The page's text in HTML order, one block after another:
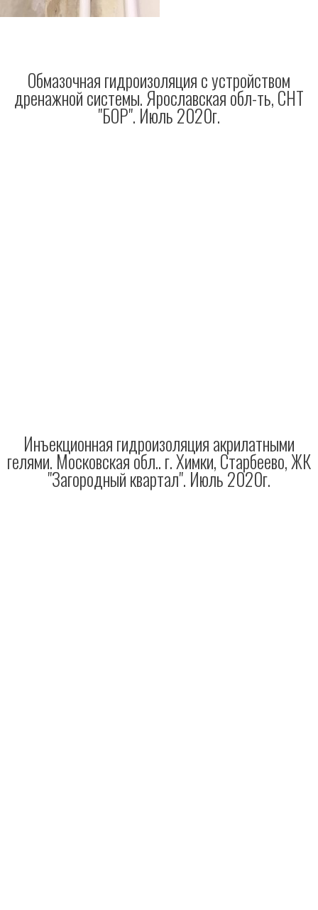
Обмазочная гидроизоляция с устройством
дренажной системы. Ярославская обл-ть, СНТ
"БОР". Июль 2020г.
Инъекционная гидроизоляция акрилатными
гелями. Московская обл.. г. Химки, Старбеево, ЖК
"Загородный квартал". Июль 2020г.